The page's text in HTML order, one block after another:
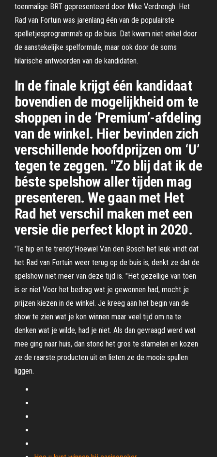
toenmalige BRT gepresenteerd door Mike Verdrengh. Het
Rad van Fortuin was jarenlang één van de populairste
spelletjesprogramma's op de buis. Dat kwam niet enkel door
de aanstekelijke spelformule, maar ook door de soms
hilarische antwoorden van de kandidaten.
In de finale krijgt één kandidaat
bovendien de mogelijkheid om te
shoppen in de ‘Premium’-afdeling
van de winkel. Hier bevinden zich
verschillende hoofdprijzen om ‘U’
tegen te zeggen. "Zo blij dat ik de
béste spelshow aller tijden mag
presenteren. We gaan met Het
Rad het verschil maken met een
versie die perfect klopt in 2020.
'Te hip en te trendy'Hoewel Van den Bosch het leuk vindt dat
het Rad van Fortuin weer terug op de buis is, denkt ze dat de
spelshow niet meer van deze tijd is. "Het gezellige van toen
is er niet Voor het bedrag wat je gewonnen had, mocht je
prijzen kiezen in de winkel. Je kreeg aan het begin van de
show te zien wat je kon winnen maar veel tijd om na te
denken wat je wilde, had je niet. Als dan gevraagd werd wat
mee ging naar huis, dan stond het gros te stamelen en kozen
ze de raarste producten uit en lieten ze de mooie spullen
liggen.